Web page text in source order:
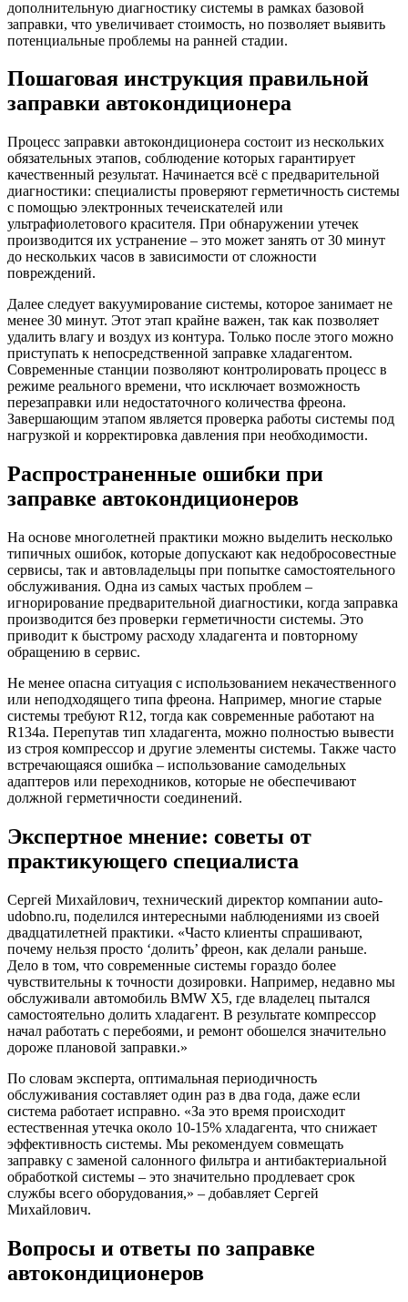
дополнительную диагностику системы в рамках базовой
заправки, что увеличивает стоимость, но позволяет выявить
потенциальные проблемы на ранней стадии.
Пошаговая инструкция правильной
заправки автокондиционера
Процесс заправки автокондиционера состоит из нескольких
обязательных этапов, соблюдение которых гарантирует
качественный результат. Начинается всё с предварительной
диагностики: специалисты проверяют герметичность системы
с помощью электронных течеискателей или
ультрафиолетового красителя. При обнаружении утечек
производится их устранение – это может занять от 30 минут
до нескольких часов в зависимости от сложности
повреждений.
Далее следует вакуумирование системы, которое занимает не
менее 30 минут. Этот этап крайне важен, так как позволяет
удалить влагу и воздух из контура. Только после этого можно
приступать к непосредственной заправке хладагентом.
Современные станции позволяют контролировать процесс в
режиме реального времени, что исключает возможность
перезаправки или недостаточного количества фреона.
Завершающим этапом является проверка работы системы под
нагрузкой и корректировка давления при необходимости.
Распространенные ошибки при
заправке автокондиционеров
На основе многолетней практики можно выделить несколько
типичных ошибок, которые допускают как недобросовестные
сервисы, так и автовладельцы при попытке самостоятельного
обслуживания. Одна из самых частых проблем –
игнорирование предварительной диагностики, когда заправка
производится без проверки герметичности системы. Это
приводит к быстрому расходу хладагента и повторному
обращению в сервис.
Не менее опасна ситуация с использованием некачественного
или неподходящего типа фреона. Например, многие старые
системы требуют R12, тогда как современные работают на
R134a. Перепутав тип хладагента, можно полностью вывести
из строя компрессор и другие элементы системы. Также часто
встречающаяся ошибка – использование самодельных
адаптеров или переходников, которые не обеспечивают
должной герметичности соединений.
Экспертное мнение: советы от
практикующего специалиста
Сергей Михайлович, технический директор компании auto-
udobno.ru, поделился интересными наблюдениями из своей
двадцатилетней практики. «Часто клиенты спрашивают,
почему нельзя просто ‘долить’ фреон, как делали раньше.
Дело в том, что современные системы гораздо более
чувствительны к точности дозировки. Например, недавно мы
обслуживали автомобиль BMW X5, где владелец пытался
самостоятельно долить хладагент. В результате компрессор
начал работать с перебоями, и ремонт обошелся значительно
дороже плановой заправки.»
По словам эксперта, оптимальная периодичность
обслуживания составляет один раз в два года, даже если
система работает исправно. «За это время происходит
естественная утечка около 10-15% хладагента, что снижает
эффективность системы. Мы рекомендуем совмещать
заправку с заменой салонного фильтра и антибактериальной
обработкой системы – это значительно продлевает срок
службы всего оборудования,» – добавляет Сергей
Михайлович.
Вопросы и ответы по заправке
автокондиционеров